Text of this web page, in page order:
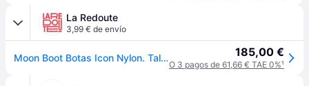
La Redoute
3,99 € de envío
Moon Boot Botas Icon Nylon. Talla 35/38. Color - Negro 185,00 €
O 3 pagos de 61,66 € TAE 0%¹